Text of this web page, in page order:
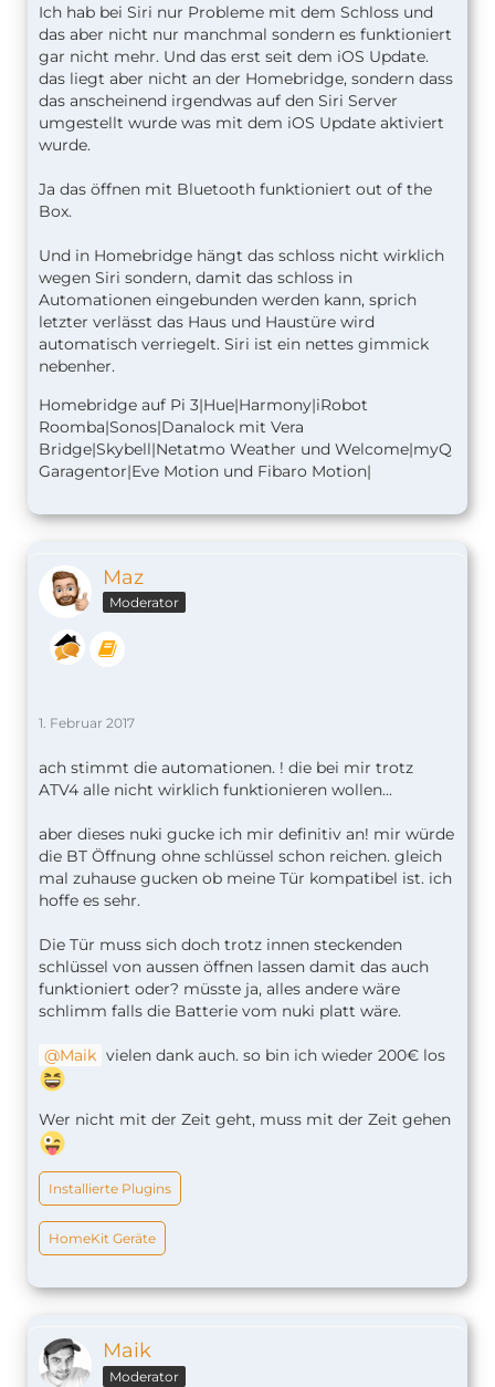
Ich hab bei Siri nur Probleme mit dem Schloss und
das aber nicht nur manchmal sondern es funktioniert
gar nicht mehr. Und das erst seit dem iOS Update.
das liegt aber nicht an der Homebridge, sondern dass
das anscheinend irgendwas auf den Siri Server
umgestellt wurde was mit dem iOS Update aktiviert
wurde.
Ja das öffnen mit Bluetooth funktioniert out of the
Box.
Und in Homebridge hängt das schloss nicht wirklich
wegen Siri sondern, damit das schloss in
Automationen eingebunden werden kann, sprich
letzter verlässt das Haus und Haustüre wird
automatisch verriegelt. Siri ist ein nettes gimmick
nebenher.
Homebridge auf Pi 3|Hue|Harmony|iRobot
Roomba|Sonos|Danalock mit Vera
Bridge|Skybell|Netatmo Weather und Welcome|myQ
Garagentor|Eve Motion und Fibaro Motion|
Maz
Moderator
1. Februar 2017
ach stimmt die automationen. ! die bei mir trotz
ATV4 alle nicht wirklich funktionieren wollen...
aber dieses nuki gucke ich mir definitiv an! mir würde
die BT Öffnung ohne schlüssel schon reichen. gleich
mal zuhause gucken ob meine Tür kompatibel ist. ich
hoffe es sehr.
Die Tür muss sich doch trotz innen steckenden
schlüssel von aussen öffnen lassen damit das auch
funktioniert oder? müsste ja, alles andere wäre
schlimm falls die Batterie vom nuki platt wäre.
Maik vielen dank auch. so bin ich wieder 200€ los
Wer nicht mit der Zeit geht, muss mit der Zeit gehen
Installierte Plugins
HomeKit Geräte
Maik
Moderator